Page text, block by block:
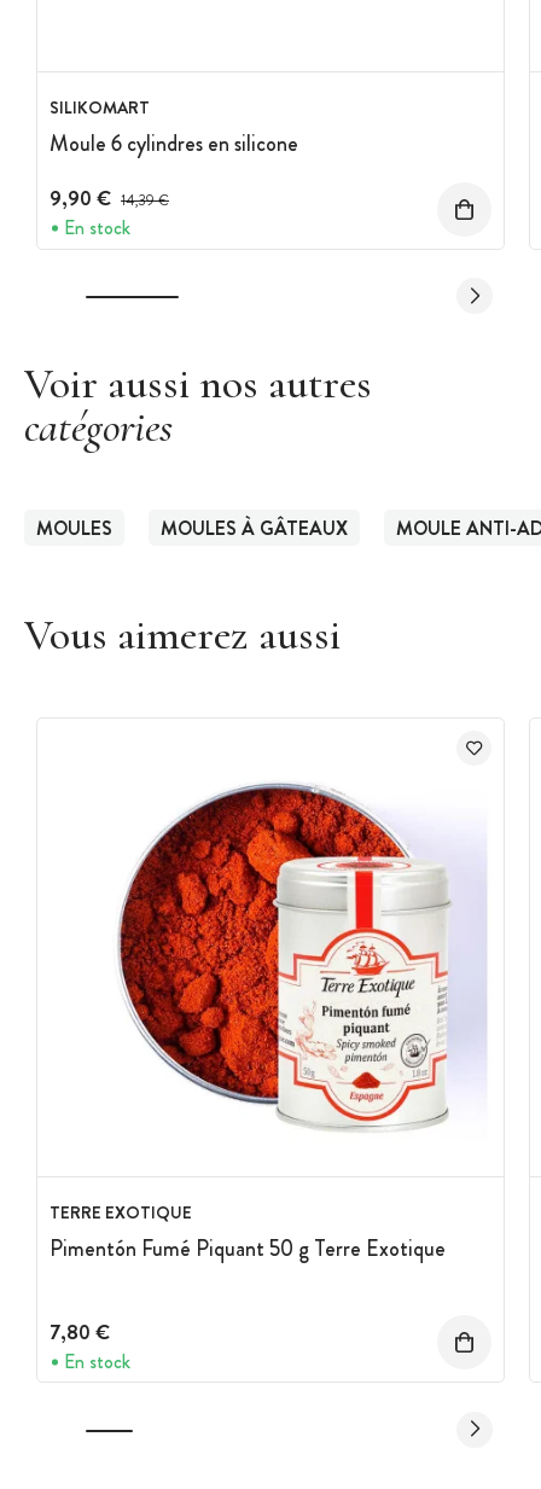
SILIKOMART
Moule 6 cylindres en silicone
9,90 € Prix avant réduction :
14,39 €
En stock
Voir aussi nos autres
catégories
MOULES MOULES À GÂTEAUX MOULE ANTI-
Vous aimerez aussi
TERRE EXOTIQUE
Pimentón Fumé Piquant 50 g Terre Exotique
7,80 €
En stock